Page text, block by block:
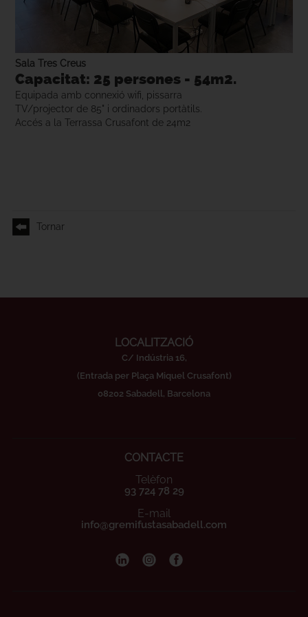
Sala Tres Creus
Capacitat: 25 persones - 54m2.
Equipada amb connexió wifi, pissarra
TV/projector de 85" i ordinadors portàtils.
Accés a la Terrassa Crusafont de 24m2
Tornar
LOCALITZACIÓ
C/ Indústria 16,
(Entrada per Plaça Miquel Crusafont)
08202 Sabadell, Barcelona
CONTACTE
Telèfon
93 724 78 29
E-mail
info@gremifustasabadell.com